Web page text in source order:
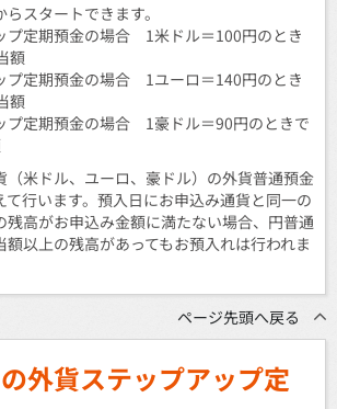
スタートできます。
プ定期預金の場合 1米ドル＝100円のとき
額
プ定期預金の場合 1ユーロ＝140円のとき
額
プ定期預金の場合 1豪ドル＝90円のときで
（米ドル、ユーロ、豪ドル）の外貨普通預金
て行います。預入日にお申込み通貨と同一の
残高がお申込み金額に満たない場合、円普通
以上の残高があってもお預入れは行われま
ページ先頭へ戻る
外貨ステップアップ定